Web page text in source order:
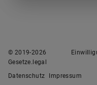
© 2019-2026
Gesetze.legal
Datenschutz Impressum